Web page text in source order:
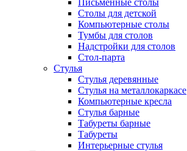
Письменные столы
Столы для детской
Компьютерные столы
Тумбы для столов
Надстройки для столов
Стол-парта
Стулья
Стулья деревянные
Стулья на металлокаркасе
Компьютерные кресла
Стулья барные
Табуреты барные
Табуреты
Интерьерные стулья